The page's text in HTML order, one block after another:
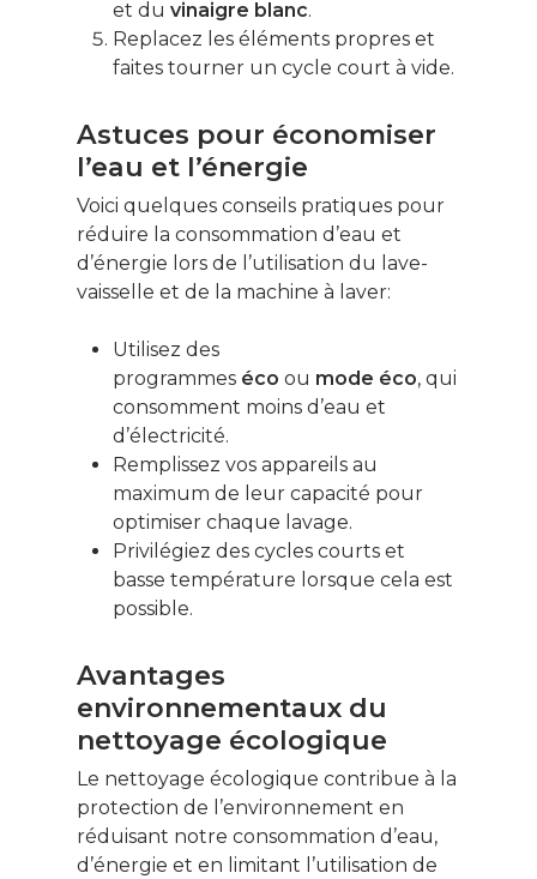
et du vinaigre blanc.
Replacez les éléments propres et
faites tourner un cycle court à vide.
Astuces pour économiser
l’eau et l’énergie
Voici quelques conseils pratiques pour
réduire la consommation d’eau et
d’énergie lors de l’utilisation du lave-
vaisselle et de la machine à laver:
Utilisez des
programmes éco ou mode éco, qui
consomment moins d’eau et
d’électricité.
Remplissez vos appareils au
maximum de leur capacité pour
optimiser chaque lavage.
Privilégiez des cycles courts et
basse température lorsque cela est
possible.
Avantages
environnementaux du
nettoyage écologique
Le nettoyage écologique contribue à la
protection de l’environnement en
réduisant notre consommation d’eau,
d’énergie et en limitant l’utilisation de
newsletter !
Smart Home
Gérer son
Jardin Animaux
Le Monde